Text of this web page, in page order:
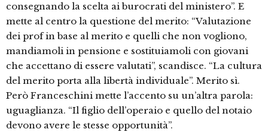
consegnando la scelta ai burocrati del ministero”. E
mette al centro la questione del merito: “Valutazione
dei prof in base al merito e quelli che non vogliono,
mandiamoli in pensione e sostituiamoli con giovani
che accettano di essere valutati”, scandisce. “La cultura
del merito porta alla libertà individuale”. Merito sì.
Però Franceschini mette l’accento su un’altra parola:
uguaglianza. “Il figlio dell’operaio e quello del notaio
devono avere le stesse opportunità”.